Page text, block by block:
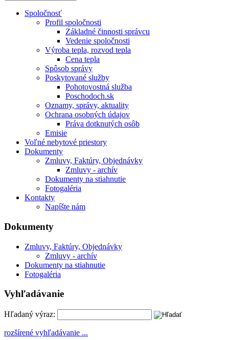
Spoločnosť
Profil spoločnosti
Základné činnosti správcu
Vedenie spoločnosti
Výroba tepla, rozvod tepla
Cena tepla
Spôsob správy
Poskytované služby
Pohotovostná služba
Poschodoch.sk
Oznamy, správy, aktuality
Ochrana osobných údajov
Práva dotknutých osôb
Emisie
Voľné nebytové priestory
Dokumenty
Zmluvy, Faktúry, Objednávky
Zmluvy - archív
Dokumenty na stiahnutie
Fotogaléria
Kontakty
Napíšte nám
Dokumenty
Zmluvy, Faktúry, Objednávky
Zmluvy - archív
Dokumenty na stiahnutie
Fotogaléria
Vyhľadávanie
Hľadaný výraz:
rozšírené vyhľadávanie ...